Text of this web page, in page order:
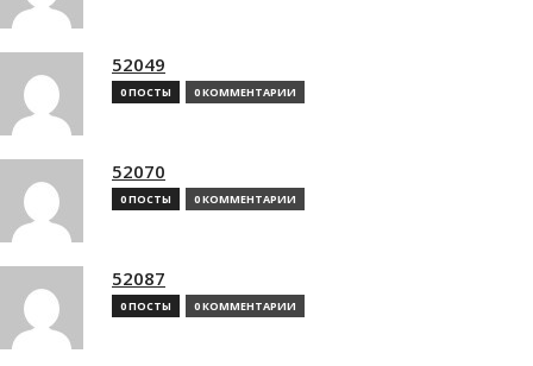
52049
0 ПОСТЫ 0 КОММЕНТАРИИ
52070
0 ПОСТЫ 0 КОММЕНТАРИИ
52087
0 ПОСТЫ 0 КОММЕНТАРИИ